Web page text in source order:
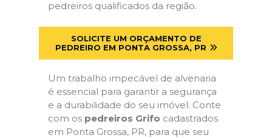
pedreiros qualificados da região.
SOLICITE UM ORÇAMENTO DE
PEDREIRO EM PONTA GROSSA, PR
Um trabalho impecável de alvenaria
é essencial para garantir a segurança
e a durabilidade do seu imóvel. Conte
com os pedreiros Grifo cadastrados
em Ponta Grossa, PR, para que seu